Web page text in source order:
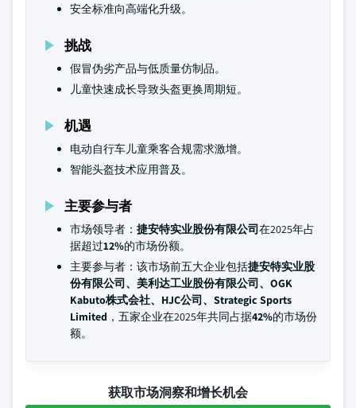
安全标准向高端化升级。
挑战
假冒伪劣产品与低质量仿制品。
儿童快速成长导致头盔更换周期短。
机遇
电动自行车儿童乘客合规需求激增。
智能头盔技术应用普及。
主要参与者
市场领导者： 捷安特实业股份有限公司在2025年占
据超过12%的市场份额。
主要参与者：该市场前五大企业包括捷安特实业股
份有限公司、美利达工业股份有限公司、OGK
Kabuto株式会社、HJC公司、Strategic Sports
Limited ，五家企业在2025年共同占据42%的市场份
额。
获取市场洞察和增长机会